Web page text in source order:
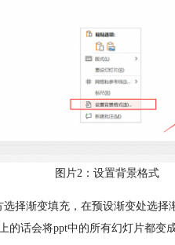
图片2：设置背景格式
择渐变填充，在预设渐变处选
的话会将ppt中的所有幻灯片都变